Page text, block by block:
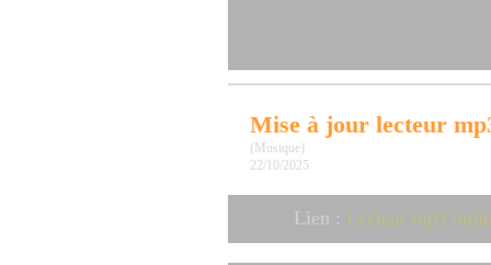
Mise à jour lecteur
(Musique)
22/10/2025
Lien : Lecteur mp3